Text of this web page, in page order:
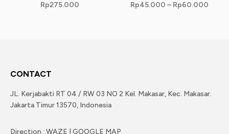
Rp275.000 Rp45.000 – Rp60.000
CONTACT
JL. Kerjabakti RT 04 / RW 03 NO 2 Kel. Makasar, Kec. Makasar.
Jakarta Timur 13570, Indonesia
Direction : WAZE | GOOGLE MAP